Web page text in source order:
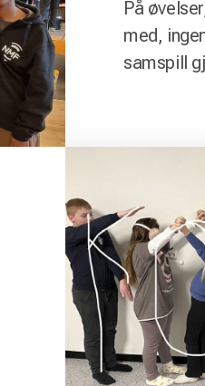
På
med,
samspill